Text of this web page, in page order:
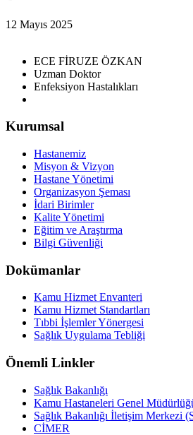
12 Mayıs 2025
ECE FİRUZE ÖZKAN
Uzman Doktor
Enfeksiyon Hastalıkları
Kurumsal
Hastanemiz
Misyon & Vizyon
Hastane Yönetimi
Organizasyon Şeması
İdari Birimler
Kalite Yönetimi
Eğitim ve Araştırma
Bilgi Güvenliği
Dokümanlar
Kamu Hizmet Envanteri
Kamu Hizmet Standartları
Tıbbi İşlemler Yönergesi
Sağlık Uygulama Tebliği
Önemli Linkler
Sağlık Bakanlığı
Kamu Hastaneleri Genel
Sağlık Bakanlığı İletişim Merkezi
CİMER